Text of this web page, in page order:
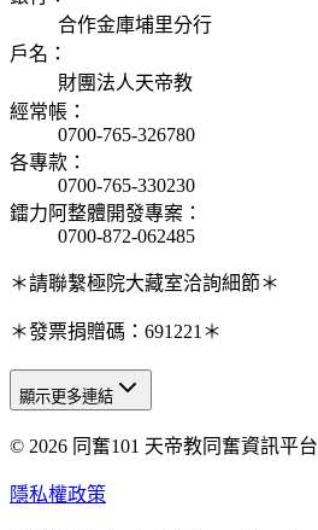
合作金庫埔里分行
戶名 ：
財團法人天帝教
經常帳 ：
0700-765-326780
各專款 ：
0700-765-330230
鐳力阿整體開發專案 ：
0700-872-062485
＊請聯繫極院大藏室洽詢細節＊
＊發票捐贈碼：691221＊
天人研究總院
天人研究學院
顯示更多連結
© 2026 同奮101 天帝教同奮資訊平台
隱私權政策